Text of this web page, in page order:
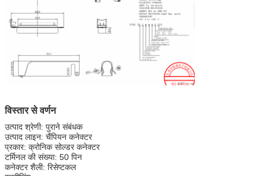
विस्तार से वर्णन
उत्पाद श्रेणी: पुराने संबंधक
उत्पाद लाइन: चैंपियन कनेक्टर
प्रकार: क्रोनिक सोल्डर कनेक्टर
टर्मिनल की संख्या: 50 पिन
कनेक्टर शैली: रिसेप्टकल